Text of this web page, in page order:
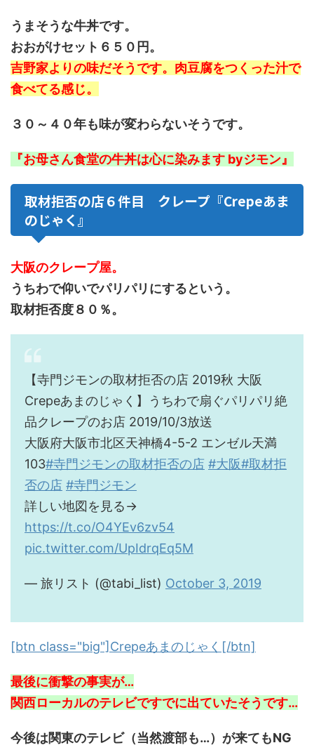
うまそうな牛丼です。
おおがけセット６５０円。
吉野家よりの味だそうです。肉豆腐をつくった汁で
食べてる感じ。
３０～４０年も味が変わらないそうです。
『お母さん食堂の牛丼は心に染みます byジモン』
取材拒否の店６件目 クレープ『Crepeあま
のじゃく』
大阪のクレープ屋。
うちわで仰いでパリパリにするという。
取材拒否度８０％。
【寺門ジモンの取材拒否の店 2019秋 大阪
Crepeあまのじゃく】うちわで扇ぐパリパリ絶
品クレープのお店 2019/10/3放送
大阪府大阪市北区天神橋4-5-2 エンゼル天満
103#寺門ジモンの取材拒否の店 #大阪#取材拒
否の店 #寺門ジモン
詳しい地図を見る→
https://t.co/O4YEv6zv54
pic.twitter.com/UpIdrqEq5M
— 旅リスト (@tabi_list) October 3, 2019
[btn class="big"]Crepeあまのじゃく[/btn]
最後に衝撃の事実が…
関西ローカルのテレビですでに出ていたそうです…
今後は関東のテレビ（当然渡部も…）が来てもNG